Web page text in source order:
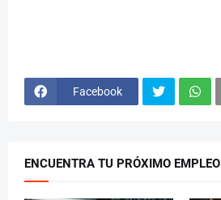
Facebook
ENCUENTRA TU PRÓXIMO EMPLEO